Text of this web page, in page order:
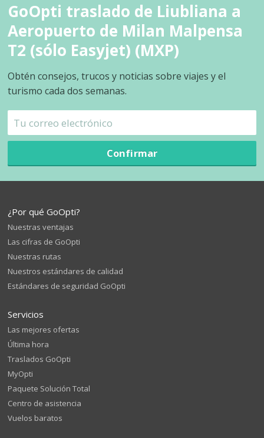
GoOpti traslado de Liubliana a
Aeropuerto de Milan Malpensa
T2 (sólo Easyjet) (MXP)
Obtén consejos, trucos y noticias sobre viajes y el
turismo cada dos semanas.
Confirmar
¿Por qué GoOpti?
Nuestras ventajas
Las cifras de GoOpti
Nuestras rutas
Nuestros estándares de calidad
Estándares de seguridad GoOpti
Servicios
Las mejores ofertas
Última hora
Traslados GoOpti
MyOpti
Paquete Solución Total
Centro de asistencia
Vuelos baratos